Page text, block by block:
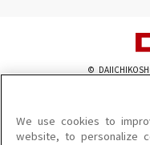
©
このサイトに掲載されている一切
を問わず、著作権法の定める範囲
を禁じます。
We use cookies to
website, to personalize